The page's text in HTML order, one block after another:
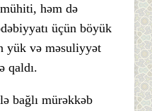
həm də
üçün böyük
yük və məsuliyyət
qaldı.
bağlı mürəkkəb